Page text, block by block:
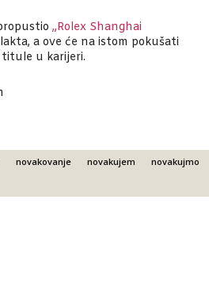
„Rolex Shanghai
a ove će na istom pokušati
titule u karijeri.
novakovanje novakujem
novakujmo